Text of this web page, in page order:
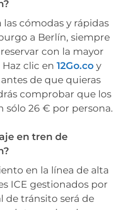
cómodas y rápidas
a Berlín, siempre
con la mayor
clic en 12Go.co y
de que quieras
comprobar que los
sólo 26 € por persona.
en tren de
en la línea de alta
ICE gestionados por
de tránsito será de